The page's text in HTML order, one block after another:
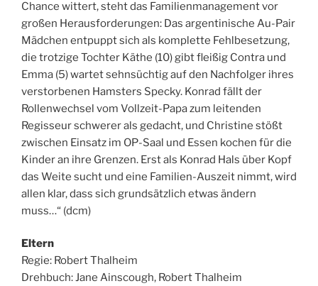
Chance wittert, steht das Familienmanagement vor
großen Herausforderungen: Das argentinische Au-Pair
Mädchen entpuppt sich als komplette Fehlbesetzung,
die trotzige Tochter Käthe (10) gibt fleißig Contra und
Emma (5) wartet sehnsüchtig auf den Nachfolger ihres
verstorbenen Hamsters Specky. Konrad fällt der
Rollenwechsel vom Vollzeit-Papa zum leitenden
Regisseur schwerer als gedacht, und Christine stößt
zwischen Einsatz im OP-Saal und Essen kochen für die
Kinder an ihre Grenzen. Erst als Konrad Hals über Kopf
das Weite sucht und eine Familien-Auszeit nimmt, wird
allen klar, dass sich grundsätzlich etwas ändern
muss…“ (dcm)
Eltern
Regie: Robert Thalheim
Drehbuch: Jane Ainscough, Robert Thalheim